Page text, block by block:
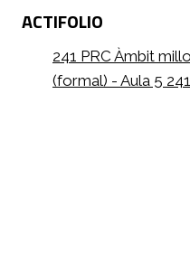
ACTIFOLIO
241 PRC Àmbit
(formal) - Aula 5